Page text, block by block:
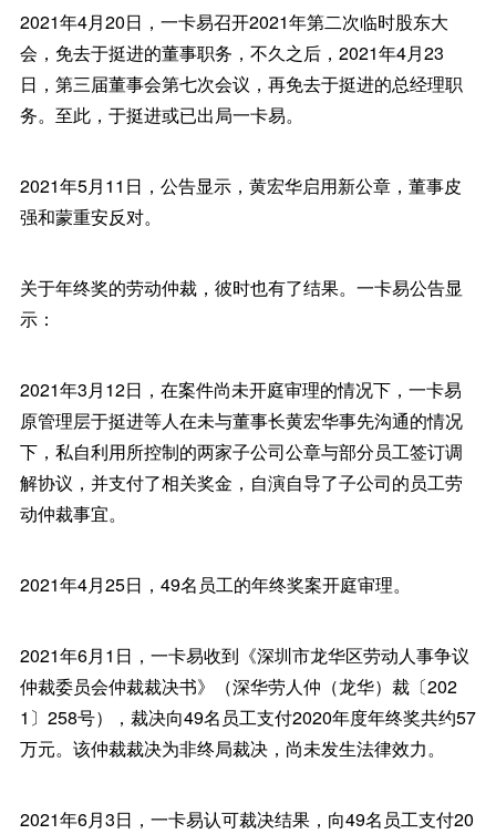
2021年4月20日，一卡易召开2021年第二次临时股东大
会，免去于挺进的董事职务，不久之后，2021年4月23
日，第三届董事会第七次会议，再免去于挺进的总经理职
务。至此，于挺进或已出局一卡易。
2021年5月11日，公告显示，黄宏华启用新公章，董事皮
强和蒙重安反对。
关于年终奖的劳动仲裁，彼时也有了结果。一卡易公告显
示：
2021年3月12日，在案件尚未开庭审理的情况下，一卡易
原管理层于挺进等人在未与董事长黄宏华事先沟通的情况
下，私自利用所控制的两家子公司公章与部分员工签订调
解协议，并支付了相关奖金，自演自导了子公司的员工劳
动仲裁事宜。
2021年4月25日，49名员工的年终奖案开庭审理。
2021年6月1日，一卡易收到《深圳市龙华区劳动人事争议
仲裁委员会仲裁裁决书》（深华劳人仲（龙华）裁〔202
1〕258号），裁决向49名员工支付2020年度年终奖共约57
万元。该仲裁裁决为非终局裁决，尚未发生法律效力。
2021年6月3日，一卡易认可裁决结果，向49名员工支付20